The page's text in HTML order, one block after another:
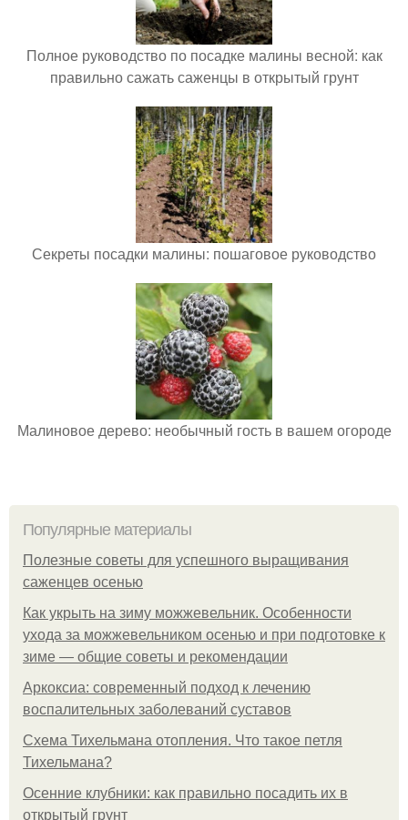
Полное руководство по посадке малины весной: как
правильно сажать саженцы в открытый грунт
Секреты посадки малины: пошаговое руководство
Малиновое дерево: необычный гость в вашем огороде
Популярные материалы
Полезные советы для успешного выращивания
саженцев осенью
Как укрыть на зиму можжевельник. Особенности
ухода за можжевельником осенью и при подготовке к
зиме — общие советы и рекомендации
Аркоксиа: современный подход к лечению
воспалительных заболеваний суставов
Схема Тихельмана отопления. Что такое петля
Тихельмана?
Осенние клубники: как правильно посадить их в
открытый грунт